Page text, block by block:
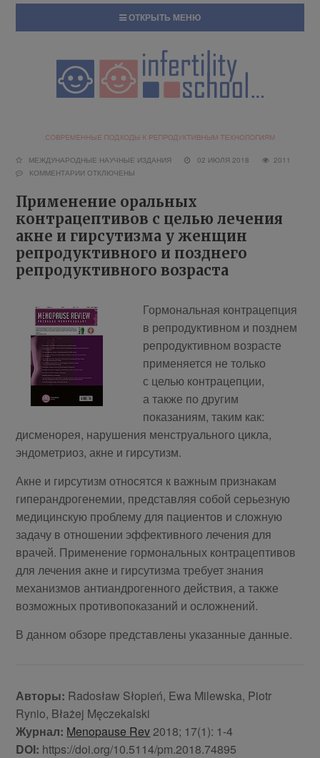
ОТКРЫТЬ МЕНЮ
МЕЖДУНАРОДНЫЕ НАУЧНЫЕ ИЗДАНИЯ 02 ИЮЛЯ 2018
2011
КОММЕНТАРИИ ОТКЛЮЧЕНЫ
Применение оральных
контрацептивов с целью лечения
акне и гирсутизма у женщин
репродуктивного и позднего
репродуктивного возраста
Гормональная контрацепция
в репродуктивном и позднем
репродуктивном возрасте
применяется не только
с целью контрацепции,
а также по другим
показаниям, таким как:
дисменорея, нарушения менструального цикла,
эндометриоз, акне и гирсутизм.
Акне и гирсутизм относятся к важным признакам
гиперандрогенемии, представляя собой серьезную
медицинскую проблему для пациентов и сложную
задачу в отношении эффективного лечения для
врачей. Применение гормональных контрацептивов
для лечения акне и гирсутизма требует знания
механизмов антиандрогенного действия, а также
возможных противопоказаний и осложнений.
В данном обзоре представлены указанные данные.
Авторы: Radosław Słopień, Ewa Milewska, Piotr
Rynio, Błażej Męczekalski
Журнал: Menopause Rev2018; 17(1): 1-4
DOI: https://doi.org/10.5114/pm.2018.74895